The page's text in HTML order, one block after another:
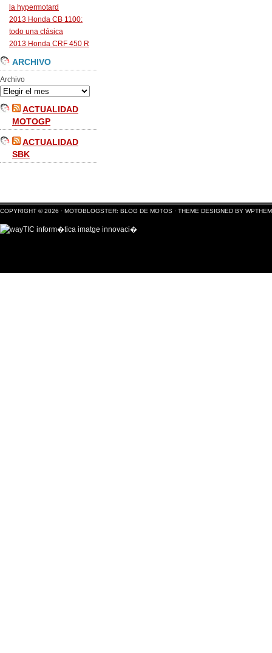
la hypermotard
2013 Honda CB 1100:
todo una clásica
2013 Honda CRF 450 R
ARCHIVO
Archivo
ACTUALIDAD
MOTOGP
ACTUALIDAD
SBK
COPYRIGHT © 2026 · MOTOBLOGSTER: BLOG DE MOTOS · THEME DESIGNED BY